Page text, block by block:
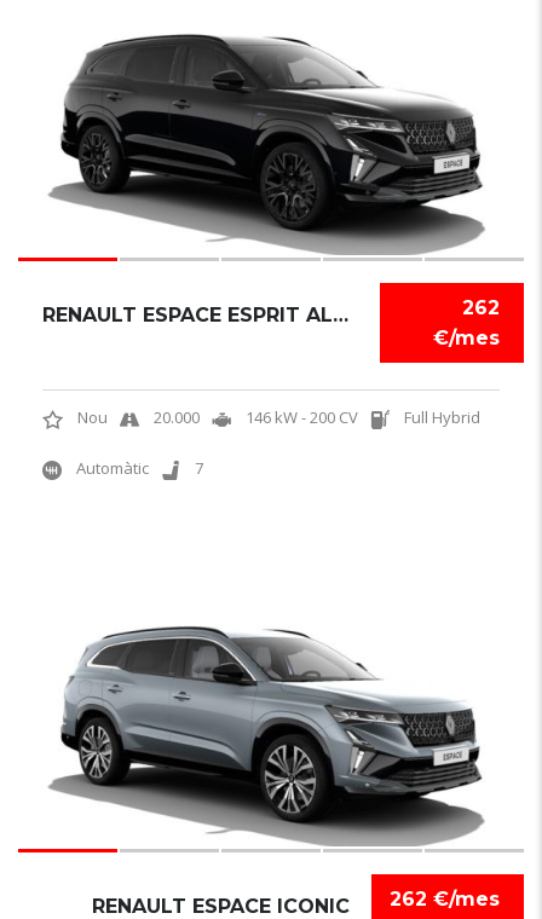
262
€/mes
RENAULT ESPACE ESPRIT ALPINE
Nou 20.000 146 kW - 200 CV Full Hybrid
Automàtic 7
262 €/mes
RENAULT ESPACE ICONIC